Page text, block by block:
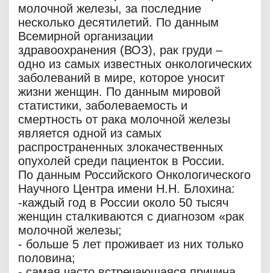
молочной железы, за последние
несколько десятилетий. По данным
Всемирной организации
здравоохранения (ВОЗ), рак груди –
одно из самых известных онкологических
заболеваний в мире, которое уносит
жизни женщин. По данным мировой
статистики, заболеваемость и
смертность от рака молочной железы
является одной из самых
распространенных злокачественных
опухолей среди пациенток в России.
По данным Российского Онкологического
Научного Центра имени Н.Н. Блохина:
-каждый год в России около 50 тысяч
женщин сталкиваются с диагнозом «рак
молочной железы;
- больше 5 лет проживает из них только
половина;